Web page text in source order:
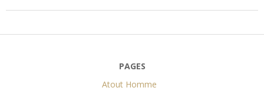
PAGES
Atout Homme